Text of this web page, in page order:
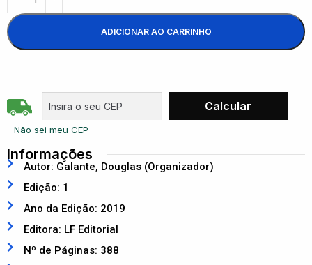
ADICIONAR AO CARRINHO
Não sei meu CEP
Informações
Autor: Galante, Douglas (Organizador)
Edição: 1
Ano da Edição: 2019
Editora: LF Editorial
Nº de Páginas: 388